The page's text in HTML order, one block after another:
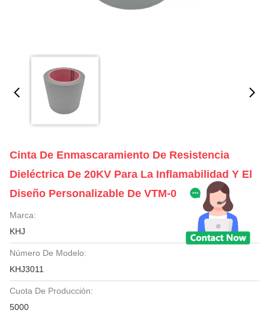
Cinta De Enmascaramiento De Resistencia
Dieléctrica De 20KV Para La Inflamabilidad Y El
Diseño Personalizable De VTM-0
Marca:
KHJ
Número De Modelo:
KHJ3011
Cuota De Producción:
5000